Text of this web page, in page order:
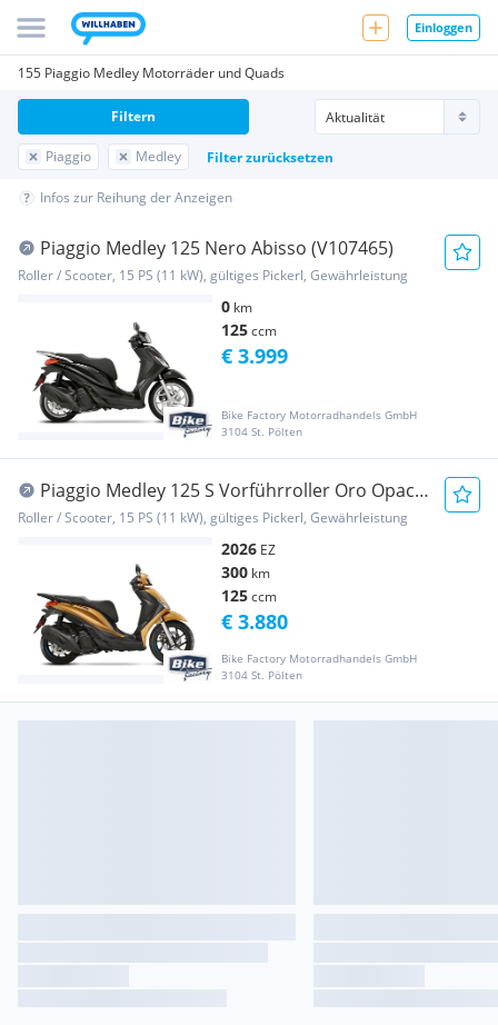
Einloggen
155 Piaggio Medley Motorräder und Quads
Piaggio Medley Filter zurücksetzen
Filtern
Infos zur Reihung der Anzeigen
Piaggio Medley 125 Nero Abisso (V107465)
Roller / Scooter, 15 PS (11 kW), gültiges Pickerl, Gewährleistung
0 km
125ccm
Bike Factory Motorradhandels GmbH
3104 St. Pölten
€ 3.999
Piaggio Medley 125 S Vorführroller Oro Opaco
(V107967)
Roller / Scooter, 15 PS (11 kW), gültiges Pickerl, Gewährleistung
2026 EZ
300 km
125ccm
Bike Factory Motorradhandels GmbH
3104 St. Pölten
€ 3.880